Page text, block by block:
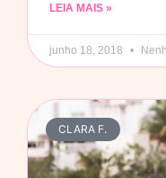
LEIA MAIS »
junho 18, 2018
CLARA F.